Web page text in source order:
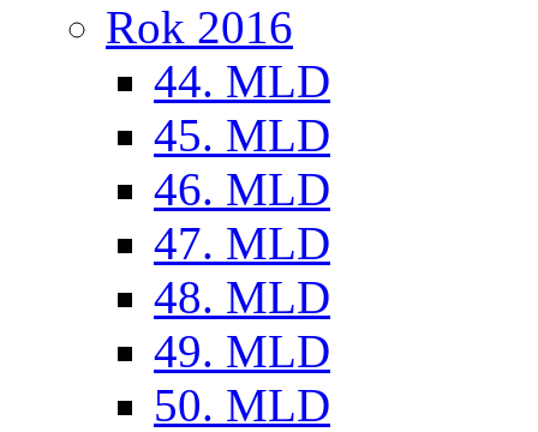
Rok 2016
44. MLD
45. MLD
46. MLD
47. MLD
48. MLD
49. MLD
50. MLD